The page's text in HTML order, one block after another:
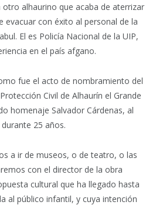
alhaurino que acaba de aterrizar
evacuar con éxito al personal de la
El es Policía Nacional de la UIP,
en el país afgano.
fue el acto de nombramiento del
Civil de Alhaurín el Grande
homenaje Salvador Cárdenas, al
25 años.
a ir de museos, o de teatro, o las
con el director de la obra
cultural que ha llegado hasta
al público infantil, y cuya intención